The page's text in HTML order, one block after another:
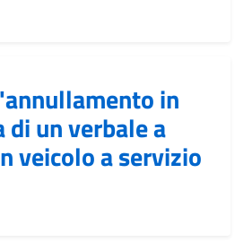
in
un verbale a
veicolo a servizio